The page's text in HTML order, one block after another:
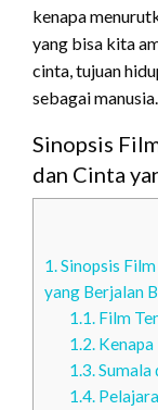
kenapa
yang bisa kita
cinta, tujuan
sebagai
Sinopsis
dan Cinta
1.Sinopsis
yang Berjalan
1.1.Film
1.2.Kenapa
1.3.Sumala
1.4.